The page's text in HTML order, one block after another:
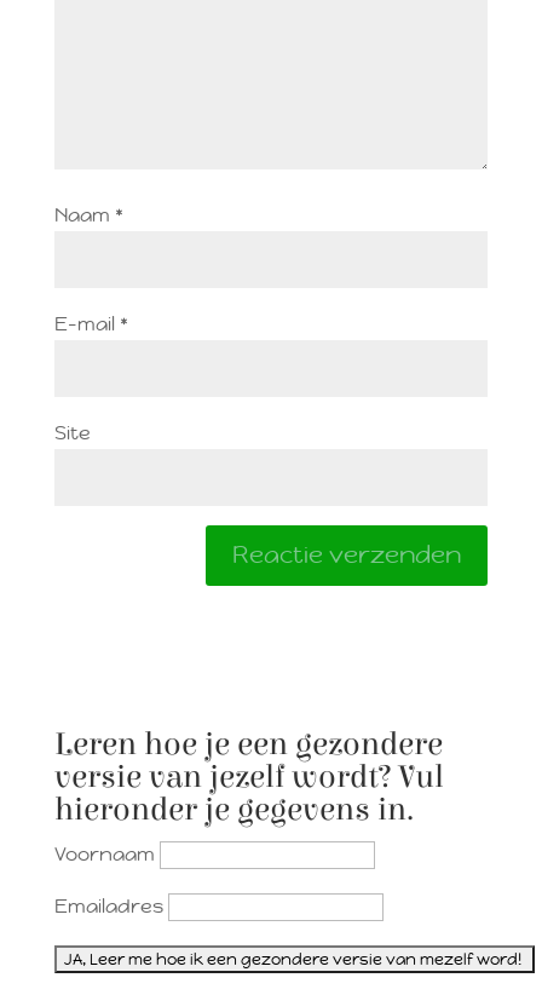
Naam *
E-mail *
Site
Leren hoe je een gezondere
versie van jezelf wordt? Vul
hieronder je gegevens in.
Voornaam
Emailadres